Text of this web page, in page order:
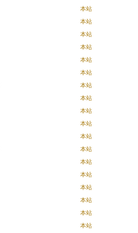
本站
本站
本站
本站
本站
本站
本站
本站
本站
本站
本站
本站
本站
本站
本站
本站
本站
本站